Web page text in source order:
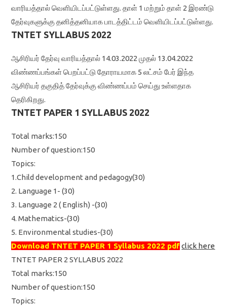
வாரியத்தால் வெளியிடப்பட்டுள்ளது. தாள் 1 மற்றும் தாள் 2 இரண்டு
தேர்வுகளுக்கு தனித்தனியாக பாடத்திட்டம் வெளியிடப்பட்டுள்ளது.
TNTET SYLLABUS 2022
ஆசிரியர் தேர்வு வாரியத்தால் 14.03.2022 முதல் 13.04.2022
விண்ணப்பங்கள் பெறப்பட்டு தோராயமாக 5 லட்சம் பேர் இந்த
ஆசிரியர் தகுதித் தேர்வுக்கு விண்ணப்பம் செய்து உள்ளதாக
தெரிகிறது.
TNTET PAPER 1 SYLLABUS 2022
Total marks:150
Number of question:150
Topics:
1.Child development and pedagogy(30)
2. Language 1- (30)
3. Language 2 ( English) -(30)
4. Mathematics-(30)
5. Environmental studies-(30)
Download TNTET PAPER 1 Syllabus 2022 pdf click here
TNTET PAPER 2 SYLLABUS 2022
Total marks:150
Number of question:150
Topics: